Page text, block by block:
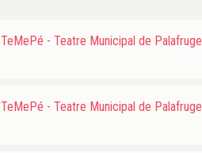
TeMePé - Teatre Municipal de Palafrugell
TeMePé - Teatre Municipal de Palafrugell